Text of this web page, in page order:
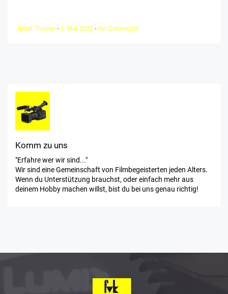
Ernst Thurner - 1. Mai 2021 - No Comments
Komm zu uns
"Erfahre wer wir sind..."
Wir sind eine Gemeinschaft von Filmbegeisterten jeden Alters.
Wenn du Unterstützung brauchst, oder einfach mehr aus
deinem Hobby machen willst, bist du bei uns genau richtig!